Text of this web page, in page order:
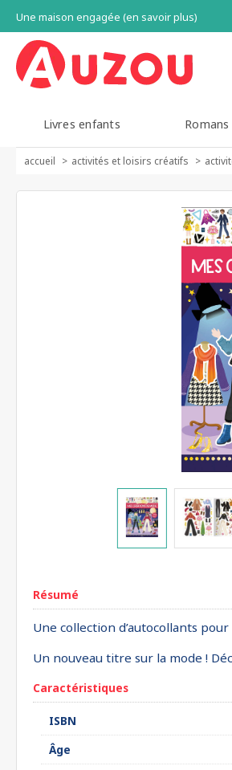
Une maison engagée (en savoir plus)
Livres enfants
accueil activités et loisirs créatifs
Résumé
Une collection d’autocollants
Un nouveau titre sur la mode !
Caractéristiques
ISBN
Âge